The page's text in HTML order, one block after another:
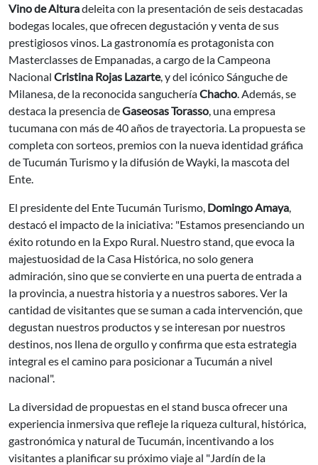
Vino de Alturadeleita con la presentación de seis destacadas
bodegas locales, que ofrecen degustación y venta de sus
prestigiosos vinos. La gastronomía es protagonista con
Masterclasses de Empanadas, a cargo de la Campeona
Nacional Cristina Rojas Lazarte, y del icónico Sánguche de
Milanesa, de la reconocida sangucheríaChacho . Además, se
destaca la presencia deGaseosas Torasso , una empresa
tucumana con más de 40 años de trayectoria. La propuesta se
completa con sorteos, premios con la nueva identidad gráfica
de Tucumán Turismo y la difusión de Wayki, la mascota del
Ente.
El presidente del Ente Tucumán Turismo, Domingo Amaya
destacó el impacto de la iniciativa: "Estamos presenciando un
éxito rotundo en la Expo Rural. Nuestro stand, que evoca la
majestuosidad de la Casa Histórica, no solo genera
admiración, sino que se convierte en una puerta de entrada a
la provincia, a nuestra historia y a nuestros sabores. Ver la
cantidad de visitantes que se suman a cada intervención, que
degustan nuestros productos y se interesan por nuestros
destinos, nos llena de orgullo y confirma que esta estrategia
integral es el camino para posicionar a Tucumán a nivel
nacional".
La diversidad de propuestas en el stand busca ofrecer una
experiencia inmersiva que refleje la riqueza cultural, histórica,
gastronómica y natural de Tucumán, incentivando a los
visitantes a planificar su próximo viaje al "Jardín de la